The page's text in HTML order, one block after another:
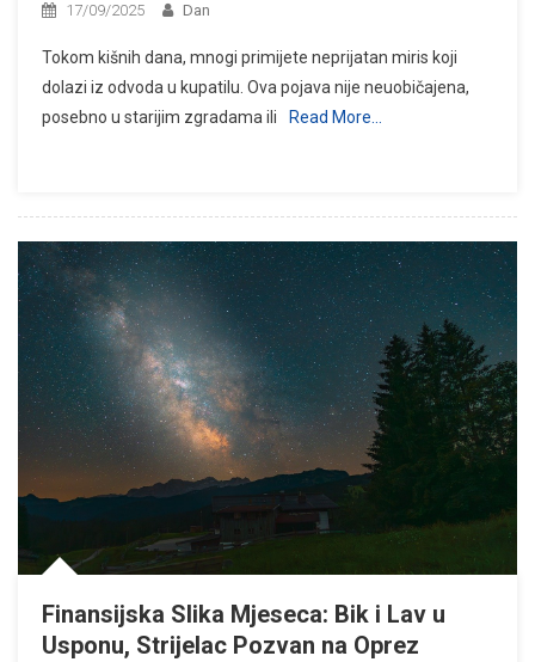
17/09/2025 Dan
Tokom kišnih dana, mnogi primijete neprijatan miris koji
dolazi iz odvoda u kupatilu. Ova pojava nije neuobičajena,
posebno u starijim zgradama ili
Read More…
Finansijska Slika Mjeseca: Bik i Lav u
Usponu, Strijelac Pozvan na Oprez